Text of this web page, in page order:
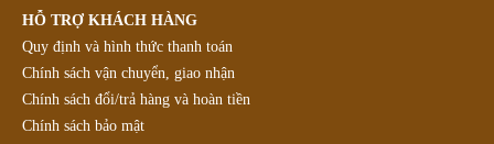
HỖ TRỢ KHÁCH HÀNG
Quy định và hình thức thanh toán
Chính sách vận chuyển, giao nhận
Chính sách đổi/trả hàng và hoàn tiền
Chính sách bảo mật